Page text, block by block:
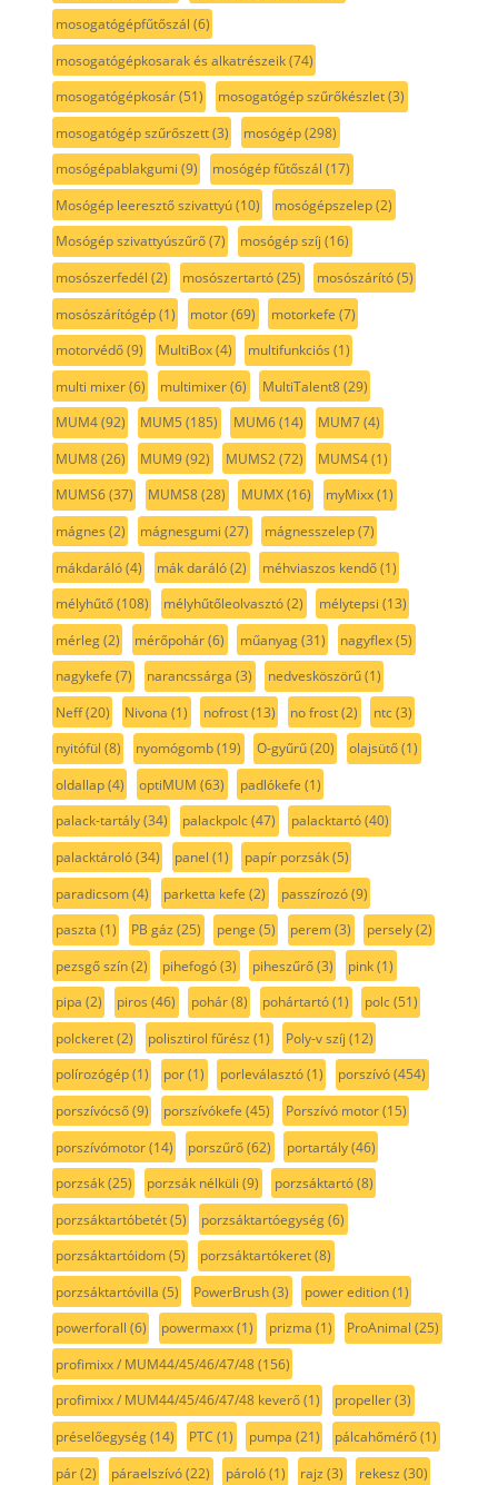
mosogatógépfűtőszál (6)
mosogatógépkosarak és alkatrészeik(74)
mosogatógépkosár(51) mosogatógép szűrőkészlet(3)
mosogatógép szűrőszett(3) mosógép(298)
mosógépablakgumi (9) mosógép fűtőszál (17)
Mosógép leeresztő szivattyú(10) mosógépszelep(2)
Mosógép szivattyúszűrő(7) mosógép szíj (16)
mosószerfedél (2) mosószertartó(25) mosószárító(5)
mosószárítógép(1) motor(69) motorkefe (7)
motorvédő(9) MultiBox(4) multifunkciós (1)
multi mixer(6) multimixer(6) MultiTalent8(29)
MUM4(92) MUM5 (185) MUM6(14) MUM7(4)
MUM8(26) MUM9(92) MUMS2(72) MUMS4(1)
MUMS6(37) MUMS8(28) MUMX(16) myMixx(1)
mágnes (2) mágnesgumi (27) mágnesszelep(7)
mákdaráló(4) mák daráló(2) méhviaszos kendő(1)
mélyhűtő(108) mélyhűtőleolvasztó(2) mélytepsi (13)
mérleg(2) mérőpohár(6) műanyag(31) nagyflex(5)
nagykefe (7) narancssárga (3) nedvesköszörű(1)
Neff(20) Nivona (1) nofrost(13) no frost(2) ntc(3)
nyitófül (8) nyomógomb(19) O-gyűrű(20) olajsütő(1)
oldallap(4) optiMUM (63) padlókefe (1)
palack-tartály(34) palackpolc(47) palacktartó(40)
palacktároló(34) panel (1) papír porzsák(5)
paradicsom(4) parketta kefe (2) passzírozó(9)
paszta (1) PB gáz (25) penge (5) perem(3) persely(2)
pezsgő szín(2) pihefogó(3) piheszűrő(3) pink(1)
pipa (2) piros (46) pohár(8) pohártartó(1) polc(51)
polckeret(2) polisztirol fűrész (1) Poly-v szíj (12)
polírozógép(1) por(1) porleválasztó(1) porszívó(454)
porszívócső(9) porszívókefe (45) Porszívó motor(15)
porszívómotor(14) porszűrő(62) portartály(46)
porzsák(25) porzsák nélküli (9) porzsáktartó(8)
porzsáktartóbetét(5) porzsáktartóegység(6)
porzsáktartóidom(5) porzsáktartókeret(8)
porzsáktartóvilla (5) PowerBrush(3) power edition(1)
powerforall (6) powermaxx(1) prizma (1) ProAnimal (25)
profimixx / MUM44/45/46/47/48(156)
profimixx / MUM44/45/46/47/48 keverő(1) propeller(3)
préselőegység(14) PTC (1) pumpa (21) pálcahőmérő(1)
pár(2) páraelszívó(22) pároló(1) rajz (3) rekesz (30)